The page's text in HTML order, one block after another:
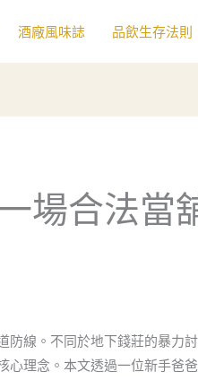
酒廠風味誌 品飲生存法則
場合法當
線。不同於地下錢莊的暴力
理念。本文透過一位新手爸